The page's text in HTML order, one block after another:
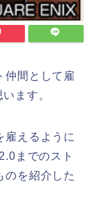
仲間として雇
ます。
雇えるように
までのスト
のを紹介した